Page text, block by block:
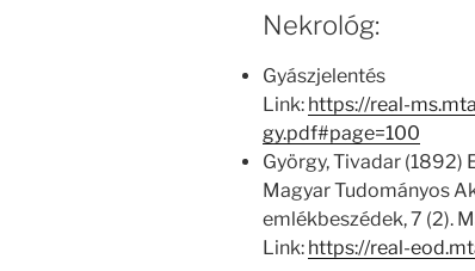
Nekrológ:
Gyászjelentés
Link: https://real-
gy.pdf#page=100
György, Tivadar (1892)
Magyar Tudományos
emlékbeszédek, 7 (2).
Link: https://real-